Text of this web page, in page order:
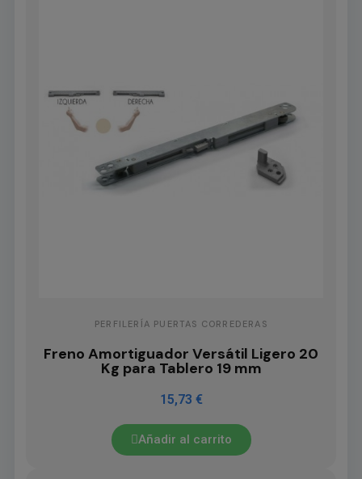
PERFILERÍA PUERTAS CORREDERAS
Freno Amortiguador Versátil Ligero 20
Kg para Tablero 19 mm
15,73 €
Añadir al carrito